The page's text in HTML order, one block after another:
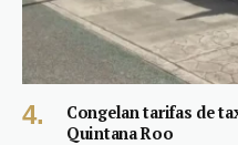
Congelan tarifas de
Quintana Roo